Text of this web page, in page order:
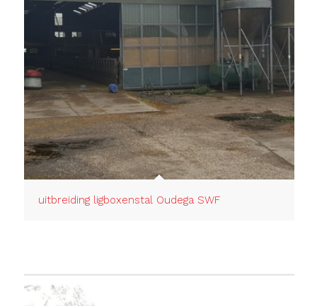
uitbreiding ligboxenstal Oudega SWF